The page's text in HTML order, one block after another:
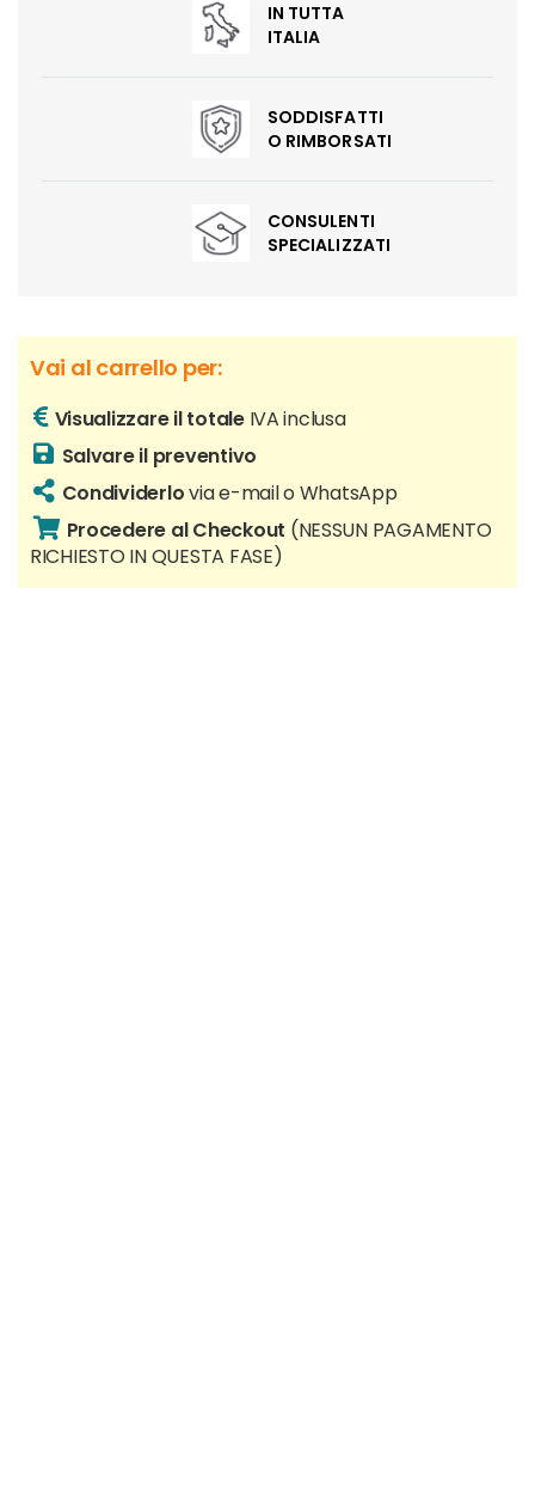
IN TUTTA
ITALIA
SODDISFATTI
O RIMBORSATI
CONSULENTI
SPECIALIZZATI
Vai al carrello per:
Visualizzare il totaleIVA inclusa
Salvare il preventivo
Condividerlovia e-mail o WhatsApp
Procedere al Checkout (NESSUN PAGAMENTO
RICHIESTO IN QUESTA FASE)